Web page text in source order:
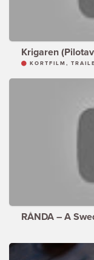
Krigaren
KORTFILM,